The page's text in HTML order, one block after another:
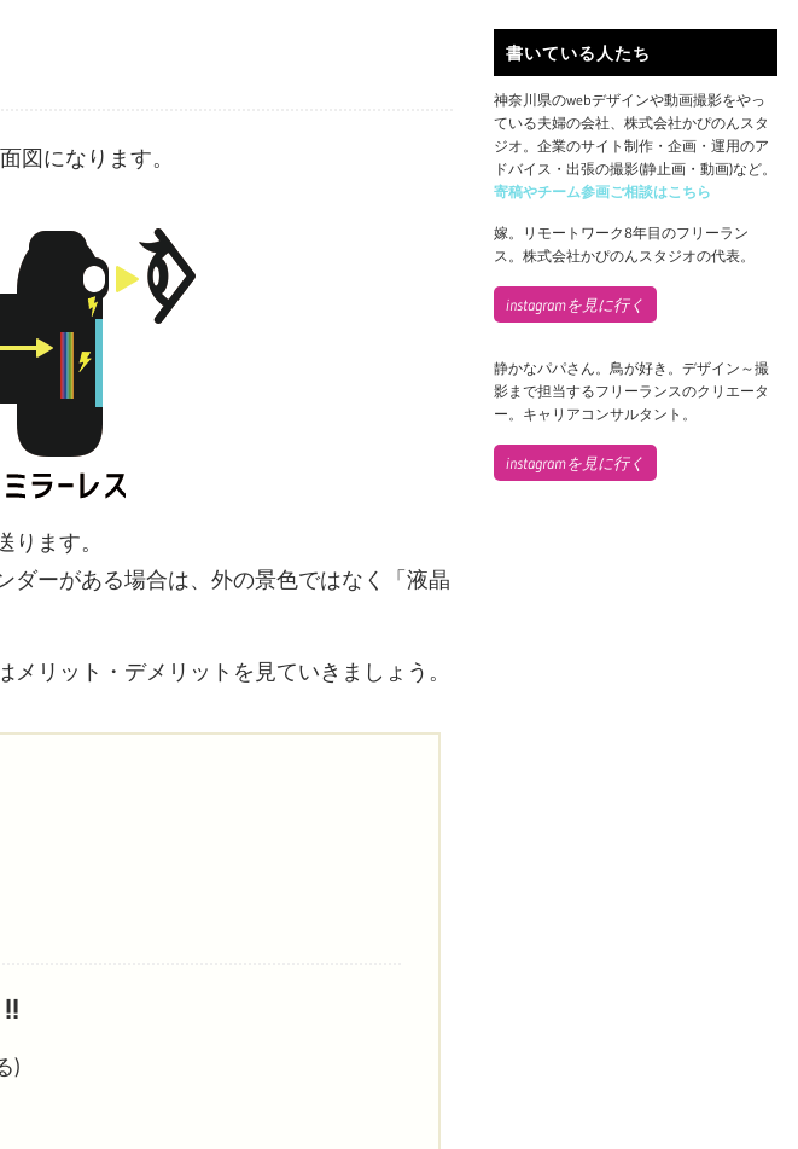
図になります。
ます。
ダーがある場合は、外の景色ではなく「液晶
リット・デメリットを見ていきましょう。
)
書いている人たち
神奈川県のwebデザインや動画撮影をやっ
ている夫婦の会社、株式会社かぴのんスタ
ジオ。企業のサイト制作・企画・運用のア
ドバイス・出張の撮影(静止画・動画)など。
寄稿やチーム参画ご相談はこちら
嫁。リモートワーク8年目のフリーラン
ス。株式会社かぴのんスタジオの代表。
instagramを見に行く
静かなパパさん。鳥が好き。デザイン～撮
影まで担当するフリーランスのクリエータ
ー。キャリアコンサルタント。
instagramを見に行く